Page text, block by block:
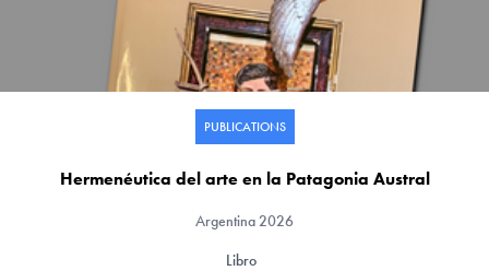
PUBLICATIONS
Hermenéutica del arte en la Patagonia Austral
Argentina2026
Libro